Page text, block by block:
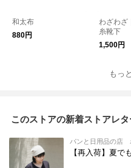
和太布
880円
わざわざ
糸靴下
1,500円
もっ
このストアの新着ストアレタ
パンと日用品の店
【再入荷】夏で